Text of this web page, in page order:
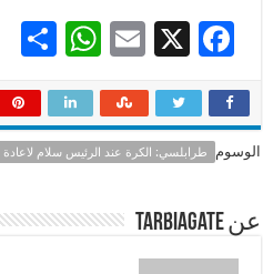
F
e
b
o
k
X
E
ai
l
W
at
sA
p
e
الوسوم طرابلسي: الكرة عند الرئيس سلام لاعادة
عن tarbiagate